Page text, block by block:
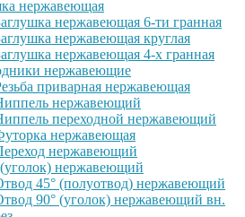
нержавеющая
нержавеющая 6-ти гранная
нержавеющая круглая
нержавеющая 4-х гранная
нержавеющие
приварная нержавеющая
нержавеющий
переходной нержавеющий
нержавеющая
нержавеющий
нержавеющий
45° (полуотвод) нержавеющий
90° (уголок) нержавеющий вн.